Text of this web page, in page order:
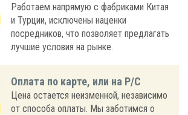
Работаем напрямую с фабриками Китая
и Турции, исключены наценки
посредников, что позволяет предлагать
лучшие условия на рынке.
Оплата по карте, или на Р/С
Цена остается неизменной, независимо
от способа оплаты. Мы заботимся о